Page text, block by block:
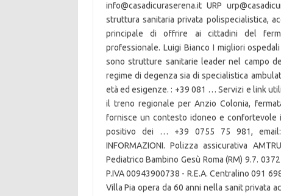
info@casadicuraserena.it URP
struttura sanitaria privata polispecialistica,
principale di offrire ai cittadini del
professionale. Luigi Bianco I migliori
sono strutture sanitarie leader nel campo
regime di degenza sia di specialistica
età ed esigenze. : +39 081 … Servizi e link
il treno regionale per Anzio Colonia,
fornisce un contesto idoneo e confortevole
positivo dei … +39 0755 75 981, email:
INFORMAZIONI. Polizza assicurativa
Pediatrico Bambino Gesù Roma (RM) 9.7.
P.IVA 00943900738 - R.E.A. Centralino 091
Villa Pia opera da 60 anni nella sanit privata